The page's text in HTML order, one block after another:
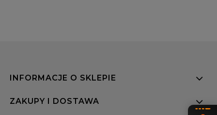
INFORMACJE O SKLEPIE
ZAKUPY I DOSTAWA